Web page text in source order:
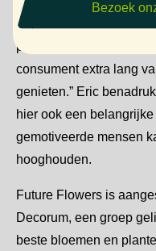
Eigenaar Eric Jansen
passie:” Wij leveren
consument extra lang
genieten.” Eric
hier ook een
gemotiveerde mensen
hooghouden.
Future Flowers is
Decorum, een groep
beste bloemen en
Bezoek